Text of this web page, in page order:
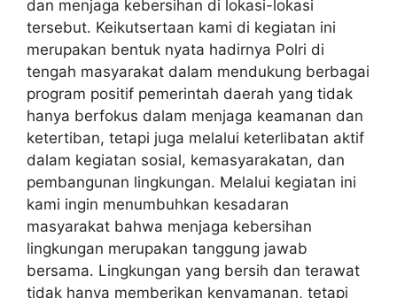
dan menjaga kebersihan di lokasi-lokasi
tersebut. Keikutsertaan kami di kegiatan ini
merupakan bentuk nyata hadirnya Polri di
tengah masyarakat dalam mendukung berbagai
program positif pemerintah daerah yang tidak
hanya berfokus dalam menjaga keamanan dan
ketertiban, tetapi juga melalui keterlibatan aktif
dalam kegiatan sosial, kemasyarakatan, dan
pembangunan lingkungan. Melalui kegiatan ini
kami ingin menumbuhkan kesadaran
masyarakat bahwa menjaga kebersihan
lingkungan merupakan tanggung jawab
bersama. Lingkungan yang bersih dan terawat
tidak hanya memberikan kenyamanan, tetapi